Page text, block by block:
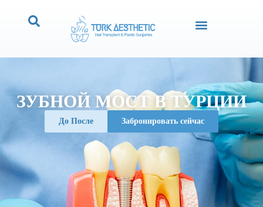
ЗУБНОЙ МОСТ В ТУРЦИИ
До После Забронировать сейчас